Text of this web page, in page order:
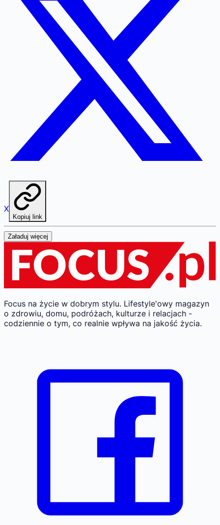
X
Kopiuj link
Załaduj więcej
Focus na życie w dobrym stylu. Lifestyle'owy magazyn
o zdrowiu, domu, podróżach, kulturze i relacjach -
codziennie o tym, co realnie wpływa na jakość życia.